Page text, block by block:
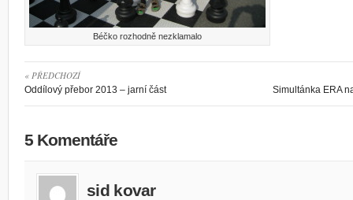
Béčko rozhodně nezklamalo
« PŘEDCHOZÍ
Oddílový přebor 2013 – jarní část Simultánka ERA
5 Komentáře
sid kovar